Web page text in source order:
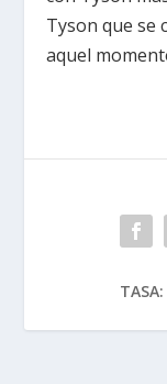
Tyson que se
aquel
TASA: